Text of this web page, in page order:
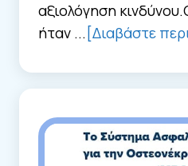
αξιολόγηση
ήταν ... [Διαβάστε